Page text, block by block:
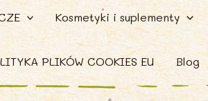
Kosmetyki i suplementy
PLIKÓW COOKIES EU Blog